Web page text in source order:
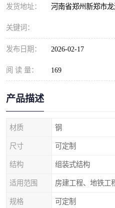
发货地址： 河南省郑州新郑市
关键词：
发布日期： 2026-02-17
阅 读 量： 169
产品描述
材质 钢
尺寸 可定制
结构 组装式结构
适用范围 房建工程、地铁工
规格 可定制